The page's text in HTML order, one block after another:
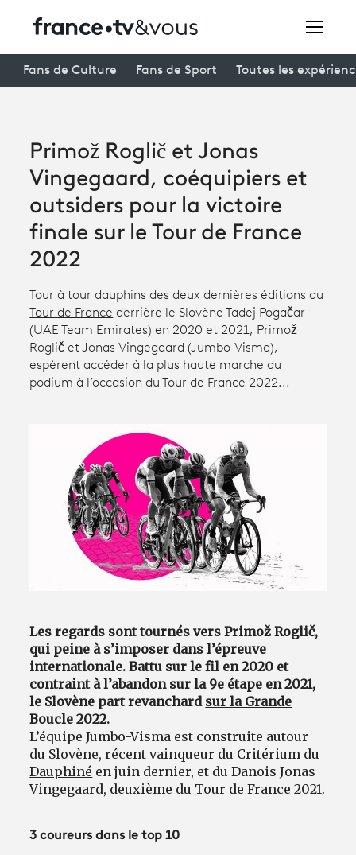
connexion
À la une
Participer et assister à une émission
À votre écoute
Productions et innovation
Programme tv
Fans de Culture Fans de Sport Toutes les
Primož Roglič et Jonas
Vingegaard, coéquipiers et
outsiders pour la victoire
finale sur le Tour de France
2022
Tour à tour dauphins des deux dernières éditions du
Tour de France derrière le Slovène Tadej Pogačar
(UAE Team Emirates) en 2020 et 2021, Primož
Roglič et Jonas Vingegaard (Jumbo-Visma),
espèrent accéder à la plus haute marche du
podium à l’occasion du Tour de France 2022...
Les regards sont tournés vers Primož Roglič,
qui peine à s’imposer dans l’épreuve
internationale. Battu sur le fil en 2020 et
contraint à l’abandon sur la 9e étape en 2021,
le Slovène part revanchard sur la Grande
Boucle 2022.
L’équipe Jumbo-Visma est construite autour
du Slovène,récent vainqueur du Critérium du
Dauphiné en juin dernier, et du Danois Jonas
Vingegaard, deuxième du Tour de France 2021.
3 coureurs dans le top 10